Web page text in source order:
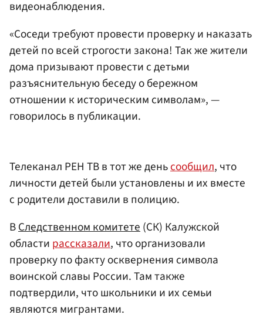
видеонаблюдения.
«Соседи требуют провести проверку и наказать
детей по всей строгости закона! Так же жители
дома призывают провести с детьми
разъяснительную беседу о бережном
отношении к историческим символам», —
говорилось в публикации.
Телеканал РЕН ТВ в тот же деньсообщил, что
личности детей были установлены и их вместе
с родители доставили в полицию.
ВСледственном комитете(СК) Калужской
области рассказали, что организовали
проверку по факту осквернения символа
воинской славы России. Там также
подтвердили, что школьники и их семьи
являются мигрантами.